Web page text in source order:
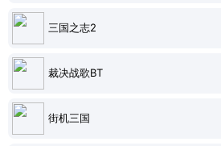
三国之志2
裁决战歌BT
街机三国